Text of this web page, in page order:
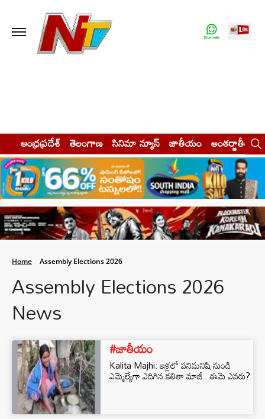
ఆంధ్రప్రదేశ్ తెలంగాణ సినిమా న్యూస్ జాతీయం అంతర్జాతీయం
Home Assembly Elections 2026
Assembly Elections 2026
News
#జాతీయం
Kalita Majhi: ఇళ్లలో పనిమనిషి నుండి
ఎమ్మెల్యేగా ఎదిగిన కలితా మాజీ.. ఈమె ఎవరు?